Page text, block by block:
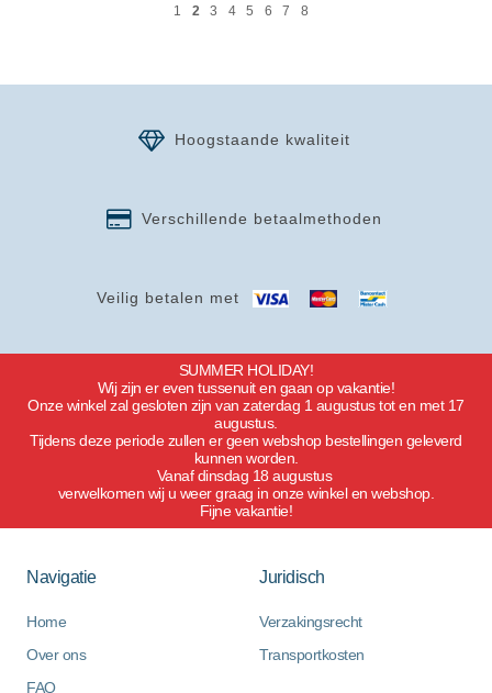
1 2 3 4 5 6 7 8
Veilig betalen met
Verschillende betaalmethoden
Hoogstaande kwaliteit
SUMMER HOLIDAY!
Wij zijn er even tussenuit en gaan op vakantie!
Onze winkel zal gesloten zijn van zaterdag 1 augustus tot en met 17
augustus.
Tijdens deze periode zullen er geen webshop bestellingen geleverd
kunnen worden.
Vanaf dinsdag 18 augustus
verwelkomen wij u weer graag in onze winkel en webshop.
Fijne vakantie!
Navigatie
Home
Over ons
FAQ
Juridisch
Verzakingsrecht
Transportkosten